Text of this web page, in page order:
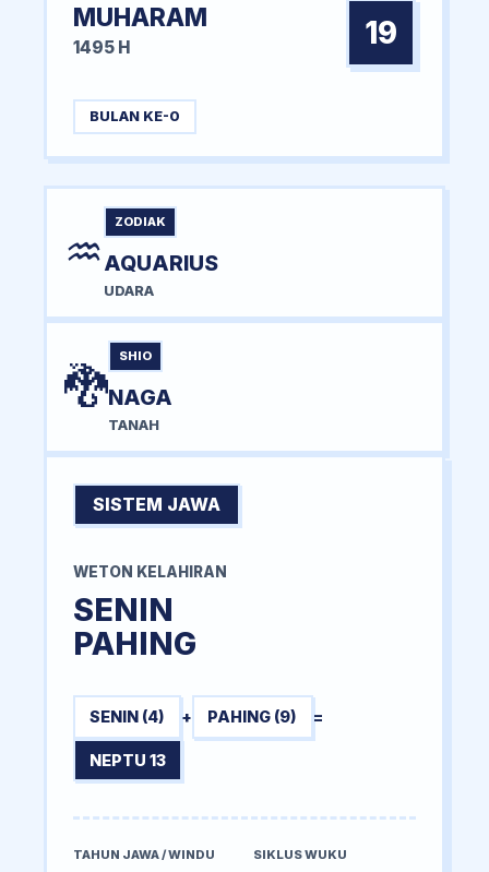
MUHARAM
1495 H 19
BULAN KE-0
♒
ZODIAK
AQUARIUS
UDARA
🐉
SHIO
NAGA
TANAH
SISTEM JAWA
WETON KELAHIRAN
SENIN
PAHING
SENIN (4) + PAHING (9) =
NEPTU 13
TAHUN JAWA / WINDU SIKLUS WUKU